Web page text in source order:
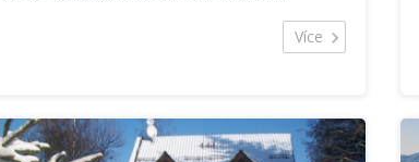
Více